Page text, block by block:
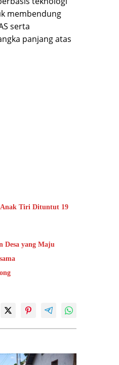
membendung
serta
panjang atas
Anak Tiri Dituntut 19
Desa yang Maju